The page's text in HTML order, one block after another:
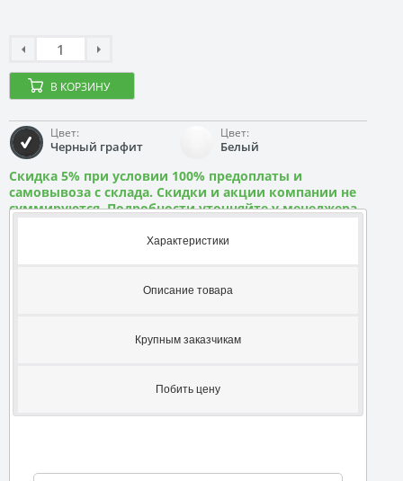
В КОРЗИНУ
Цвет:
Черный графит
Цвет:
Белый
Скидка 5% при условии 100% предоплаты и
самовывоза с склада. Скидки и акции компании не
суммируются. Подробности уточняйте у менеджера
Характеристики
Описание товара
Крупным заказчикам
Побить цену